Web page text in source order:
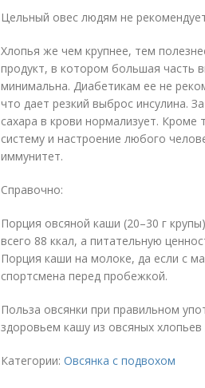
Цельный овес людям не
Хлопья же чем крупнее, тем
продукт, в котором большая часть
минимальна. Диабетикам ее не
что дает резкий выброс инсулина.
сахара в крови нормализует.
систему и настроение любого
иммунитет.
Справочно:
Порция овсяной каши (20–30 г
всего 88 ккал, а питательную
Порция каши на молоке, да если с
спортсмена перед пробежкой.
Польза овсянки при правильном
здоровьем кашу из овсяных
Категории: Овсянка с подвохом